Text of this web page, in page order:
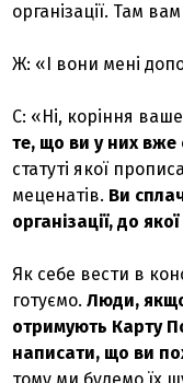
організації. Там
Ж: «І вони мені
С: «Ні, коріння
те, що ви у них вже
статуті якої
меценатів. Ви
організації, до
Як себе вести в
готуємо.Люди,
отримують Карту
написати, що ви